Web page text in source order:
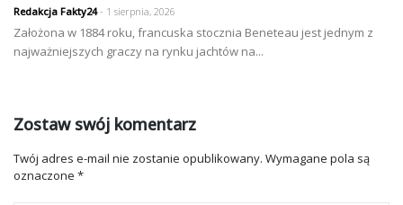
Redakcja Fakty24- 1 sierpnia, 2026
Założona w 1884 roku, francuska stocznia Beneteau jest jednym z
najważniejszych graczy na rynku jachtów na...
Zostaw swój komentarz
Twój adres e-mail nie zostanie opublikowany. Wymagane pola są
oznaczone *